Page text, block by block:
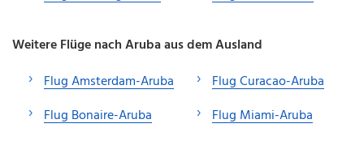
Weitere Flüge nach Aruba aus dem Ausland
Flug Amsterdam-Aruba
Flug Bonaire-Aruba
Flug Curacao-Aruba
Flug Miami-Aruba